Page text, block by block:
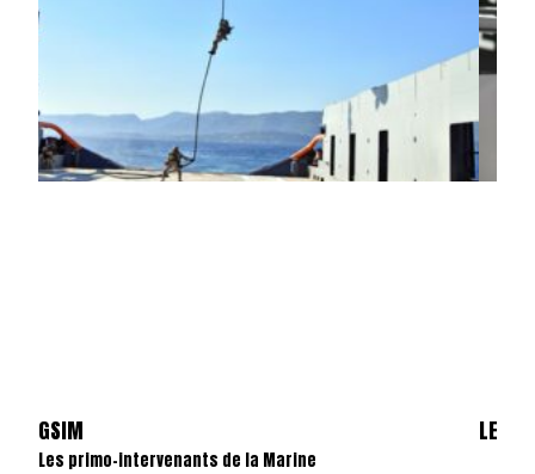
GSIM
Les primo-intervenants de la Marine
LES